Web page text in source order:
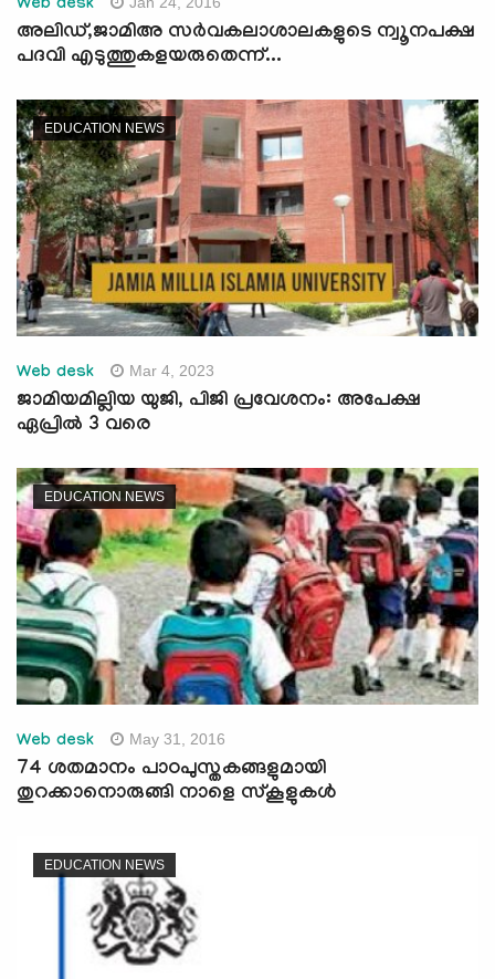
Web desk
അലിഡ്,ജാമിഅ സര്‍വകലാശാലകളുടെ ന്വൂനപക്ഷ
പദവി എടുത്തുകളയരുതെന്ന്...
EDUCATION NEWS
Web desk Mar 4, 2023
ജാമിയമില്ലിയ യുജി, പിജി പ്രവേശനം: അപേക്ഷ
ഏപ്രിൽ 3 വരെ
EDUCATION NEWS
Web desk May 31, 2016
74 ശതമാനം പാഠപുസ്തകങ്ങളുമായി
തുറക്കാനൊരുങ്ങി നാളെ സ്‌കൂളുകള്‍
EDUCATION NEWS